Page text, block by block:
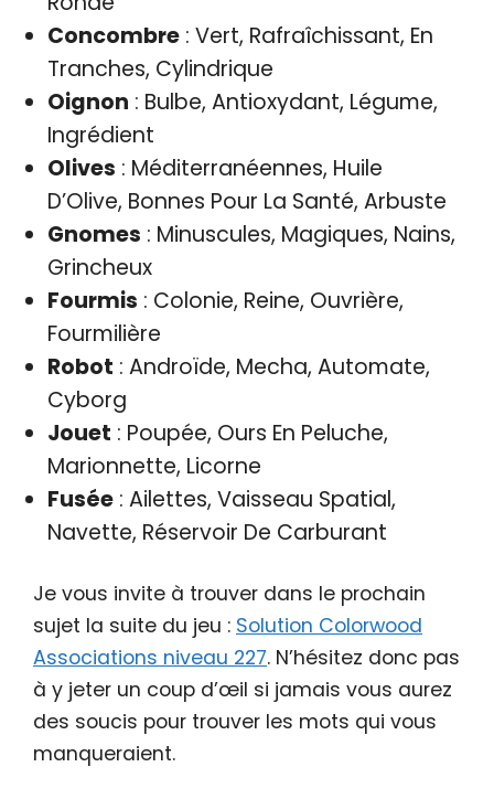
Concombre: Vert, Rafraîchissant, En
Tranches, Cylindrique
Oignon : Bulbe, Antioxydant, Légume,
Ingrédient
Olives : Méditerranéennes, Huile
D’Olive, Bonnes Pour La Santé, Arbuste
Gnomes : Minuscules, Magiques, Nains,
Grincheux
Fourmis : Colonie, Reine, Ouvrière,
Fourmilière
Robot : Androïde, Mecha, Automate,
Cyborg
Jouet : Poupée, Ours En Peluche,
Marionnette, Licorne
Fusée: Ailettes, Vaisseau Spatial,
Navette, Réservoir De Carburant
Je vous invite à trouver dans le prochain
sujet la suite du jeu : Solution Colorwood
Associations niveau 227. N’hésitez donc pas
à y jeter un coup d’œil si jamais vous aurez
des soucis pour trouver les mots qui vous
manqueraient.